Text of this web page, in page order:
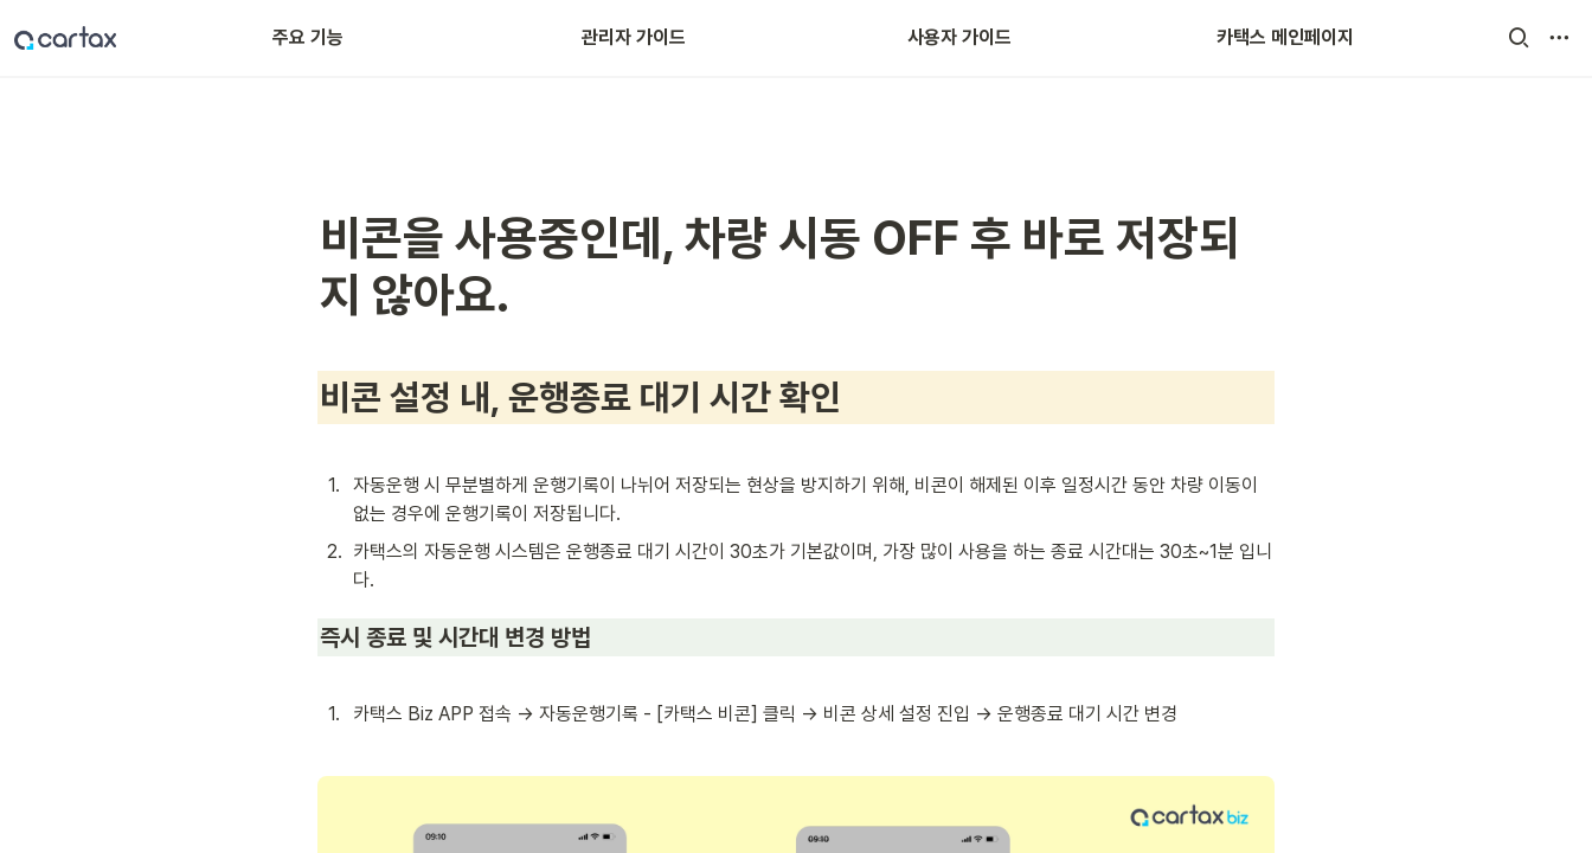
주요 기능 관리자 가이드 사용자 가이드 카택스 메인페이지
실시간 차량 관제 다우오피스+카택스 연동
비콘을 사용중인데, 차량 시동 OFF 후 바로 저장되
지 않아요.
비콘 설정 내, 운행종료 대기 시간 확인
1.
자동운행 시 무분별하게 운행기록이 나뉘어 저장되는 현상을 방지하기 위해, 비콘이 해제된 이후 일정시간 동안 차량 이동이
없는 경우에 운행기록이 저장됩니다.
2. 카택스의 자동운행 시스템은 운행종료 대기 시간이 30초가 기본값이며, 가장 많이 사용을 하는 종료 시간대는 30초~1분 입니
다.
즉시 종료 및 시간대 변경 방법
1. 카택스 Biz APP 접속 → 자동운행기록 - [카택스 비콘] 클릭 → 비콘 상세 설정 진입 → 운행종료 대기 시간 변경